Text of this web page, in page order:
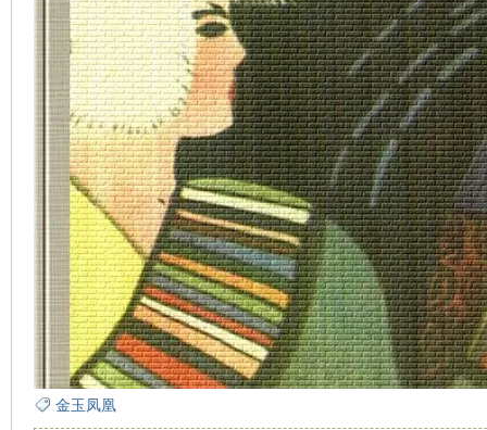
金玉凤凰